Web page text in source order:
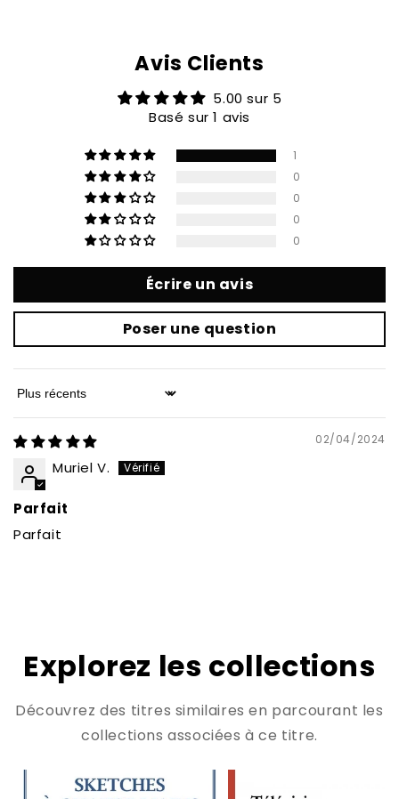
Avis Clients
5.00 sur 5
Basé sur 1 avis
1
0
0
0
0
Écrire un avis
Poser une question
Sort by
02/04/2024
Muriel V.
Parfait
Parfait
Explorez les collections
Découvrez des titres similaires en parcourant les
collections associées à ce titre.